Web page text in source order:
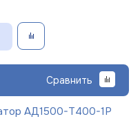
Сравнить
АД1500-Т400-1Р